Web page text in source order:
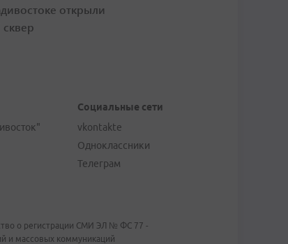
открыли
Социальные сети
vkontakte
Одноклассники
Телеграм
о регистрации СМИ ЭЛ № ФС 77 -
и массовых коммуникаций